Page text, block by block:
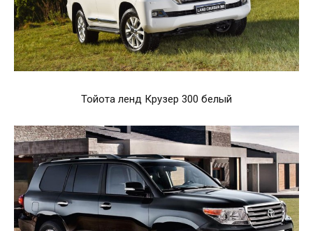
Тойота ленд Крузер 300 белый